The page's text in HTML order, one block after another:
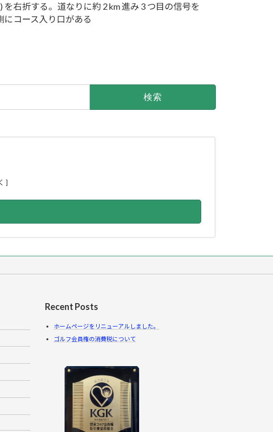
右折する。道なりに約 2 km 進み 3 つ目の信号を
にコース入り口がある
]
Recent Posts
ホームページをリニューアルしました。
ゴルフ会員権の消費税について